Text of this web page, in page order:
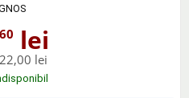
lei
22,00 lei